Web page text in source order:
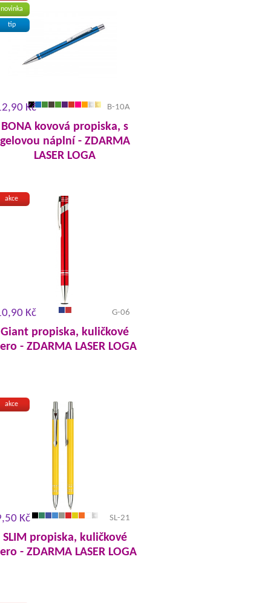
novinka
tip
Kč B-10A
BONA kovová propiska, s
gelovou náplní - ZDARMA
LASER LOGA
akce
Kč G-06
Giant propiska, kuličkové
- ZDARMA LASER LOGA
akce
Kč SL-21
SLIM propiska, kuličkové
- ZDARMA LASER LOGA